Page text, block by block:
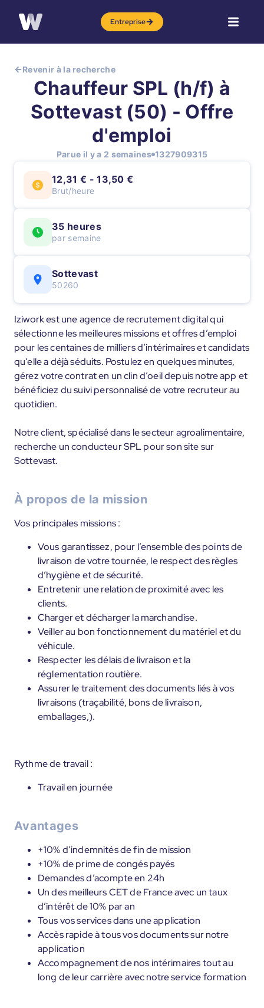
Entreprise
Revenir à la recherche
Chauffeur SPL (h/f) à
Sottevast (50) - Offre
d'emploi
Parue il y a 2 semaines 1327909315
12,31 € - 13,50 €
Brut/heure
35 heures
par semaine
Sottevast
50260
Iziwork est une agence de recrutement digital qui
sélectionne les meilleures missions et offres d’emploi
pour les centaines de milliers d’intérimaires et candidats
qu’elle a déjà séduits. Postulez en quelques minutes,
gérez votre contrat en un clin d’oeil depuis notre app et
bénéficiez du suivi personnalisé de votre recruteur au
quotidien.
Notre client, spécialisé dans le secteur agroalimentaire,
recherche un conducteur SPL pour son site sur
Sottevast.
À propos de la mission
Vos principales missions :
Vous garantissez, pour l’ensemble des points de
livraison de votre tournée, le respect des règles
d’hygiène et de sécurité.
Entretenir une relation de proximité avec les
clients.
Charger et décharger la marchandise.
Veiller au bon fonctionnement du matériel et du
véhicule.
Respecter les délais de livraison et la
réglementation routière.
Assurer le traitement des documents liés à vos
livraisons (traçabilité, bons de livraison,
emballages,).
Rythme de travail :
Travail en journée
Avantages
+10% d’indemnités de fin de mission
+10% de prime de congés payés
Demandes d’acompte en 24h
Un des meilleurs CET de France avec un taux
d’intérêt de 10% par an
Tous vos services dans une application
Accès rapide à tous vos documents sur notre
application
Accompagnement de nos intérimaires tout au
long de leur carrière avec notre service formation